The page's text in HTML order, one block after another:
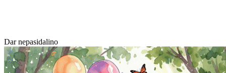
Dar nepasidalino